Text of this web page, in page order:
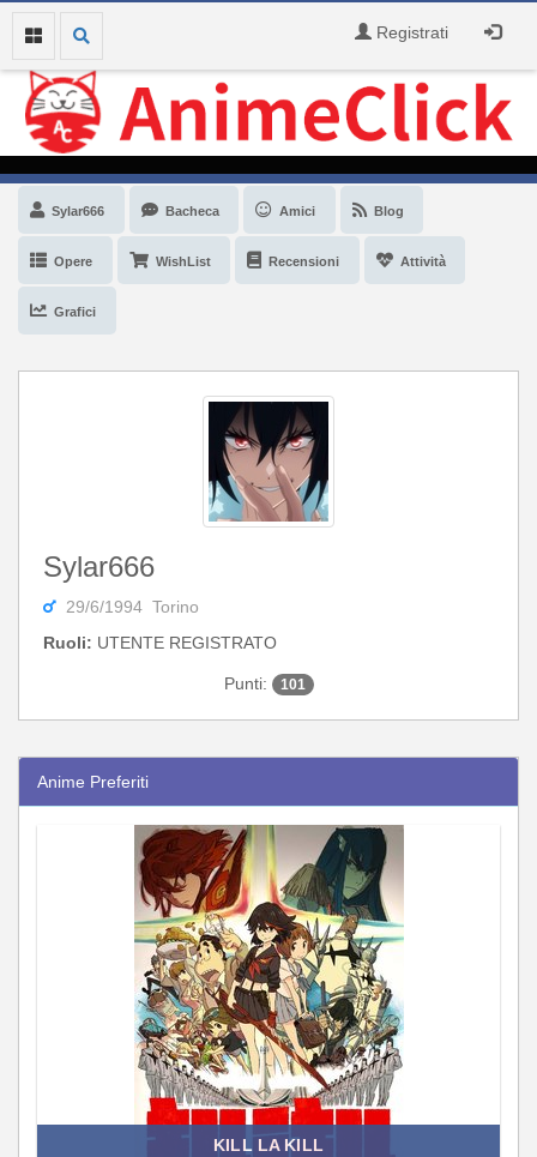
Registrati
Sylar666 Bacheca Amici Blog
Opere WishList Recensioni Attività
Grafici
Sylar666
29/6/1994 Torino
Ruoli: UTENTE REGISTRATO
Punti: 101
Anime Preferiti
KILL LA KILL